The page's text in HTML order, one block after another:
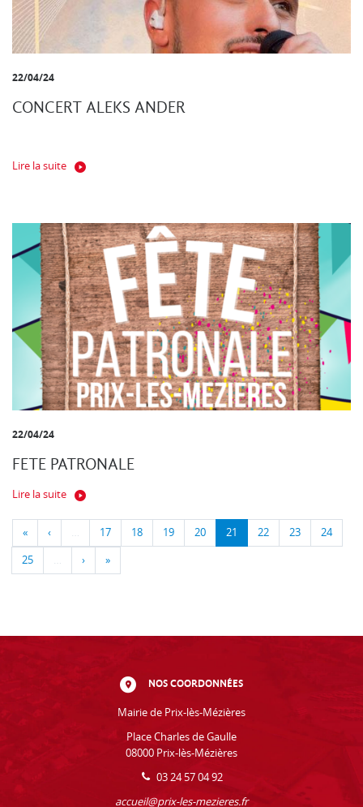
22/04/24
CONCERT ALEKS ANDER
Lire la suite
22/04/24
FETE PATRONALE
Lire la suite
« ‹ … 17 18 19 20 21 22 23 24
25 … › »
NOS COORDONNÉES
Mairie de Prix-lès-Mézières
Place Charles de Gaulle
08000 Prix-lès-Mézières
03 24 57 04 92
accueil@prix-les-mezieres.fr